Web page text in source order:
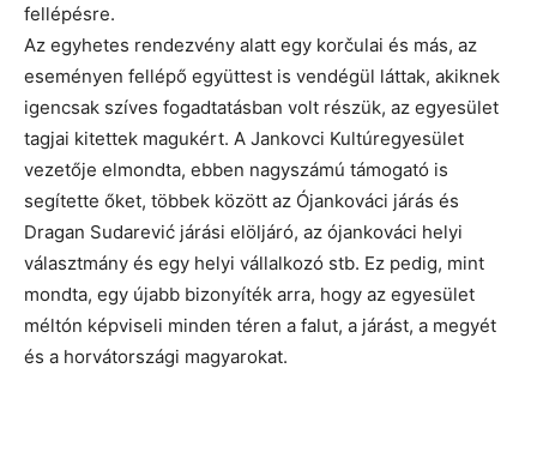
fellépésre.
Az egyhetes rendezvény alatt egy korčulai és más, az
eseményen fellépő együttest is vendégül láttak, akiknek
igencsak szíves fogadtatásban volt részük, az egyesület
tagjai kitettek magukért. A Jankovci Kultúregyesület
vezetője elmondta, ebben nagyszámú támogató is
segítette őket, többek között az Ójankováci járás és
Dragan Sudarević járási elöljáró, az ójankováci helyi
választmány és egy helyi vállalkozó stb. Ez pedig, mint
mondta, egy újabb bizonyíték arra, hogy az egyesület
méltón képviseli minden téren a falut, a járást, a megyét
és a horvátországi magyarokat.